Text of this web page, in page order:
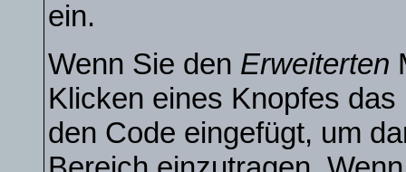
ein.
Wenn Sie den Erweiterten
Klicken eines Knopfes
den Code eingefügt, um